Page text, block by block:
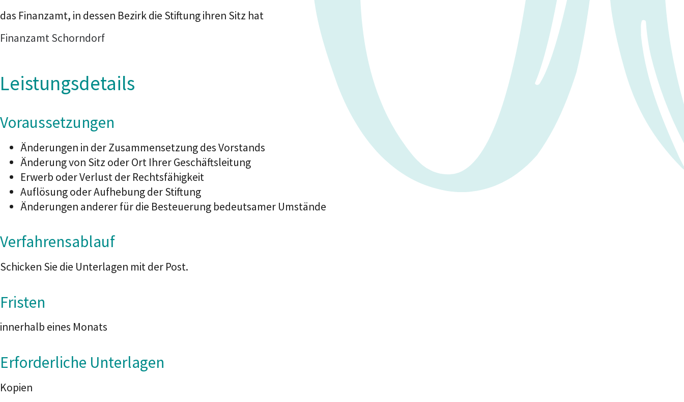
das Finanzamt, in dessen Bezirk die Stiftung ihren Sitz hat
Finanzamt Schorndorf
Leistungsdetails
Voraussetzungen
Änderungen in der Zusammensetzung des Vorstands
Änderung von Sitz oder Ort Ihrer Geschäftsleitung
Erwerb oder Verlust der Rechtsfähigkeit
Auflösung oder Aufhebung der Stiftung
Änderungen anderer für die Besteuerung bedeutsamer Umstände
Verfahrensablauf
Schicken Sie die Unterlagen mit der Post.
Fristen
innerhalb eines Monats
Erforderliche Unterlagen
Kopien